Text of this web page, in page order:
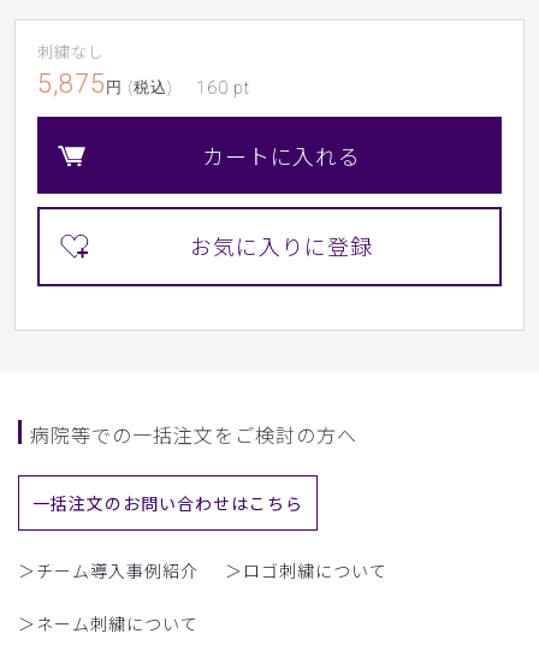
刺繍なし
5,875 円 (税込) 160 pt
カートに入れる
病院等での一括注文をご検討の方へ
一括注文のお問い合わせはこちら
＞チーム導入事例紹介 ＞ロゴ刺繍について
＞ネーム刺繍について